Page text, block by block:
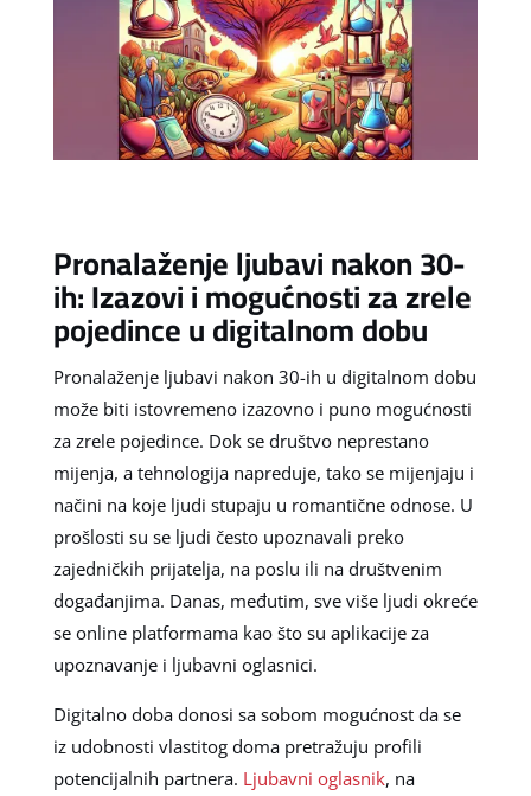
Pronalaženje ljubavi nakon 30-
ih: Izazovi i mogućnosti za zrele
pojedince u digitalnom dobu
Pronalaženje ljubavi nakon 30-ih u digitalnom dobu
može biti istovremeno izazovno i puno mogućnosti
za zrele pojedince. Dok se društvo neprestano
mijenja, a tehnologija napreduje, tako se mijenjaju i
načini na koje ljudi stupaju u romantične odnose. U
prošlosti su se ljudi često upoznavali preko
zajedničkih prijatelja, na poslu ili na društvenim
događanjima. Danas, međutim, sve više ljudi okreće
se online platformama kao što su aplikacije za
upoznavanje i ljubavni oglasnici.
Digitalno doba donosi sa sobom mogućnost da se
iz udobnosti vlastitog doma pretražuju profili
potencijalnih partnera. Ljubavni oglasnik, na